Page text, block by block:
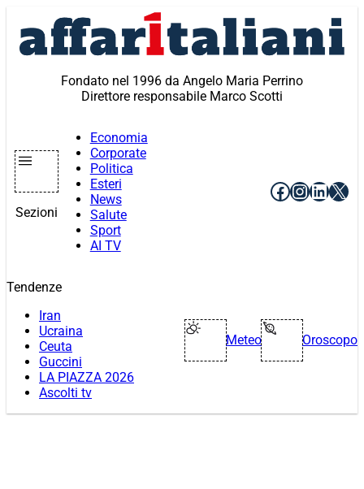
contenuto
Fondato nel 1996 da Angelo Maria Perrino
Direttore responsabile Marco Scotti
Sezioni
Economia
Corporate
Politica
Esteri
News
Salute
Sport
AI TV
Facebook
X
Tendenze
Iran
Ucraina
Ceuta
Guccini
LA PIAZZA 2026
Ascolti tv
Meteo Oroscopo